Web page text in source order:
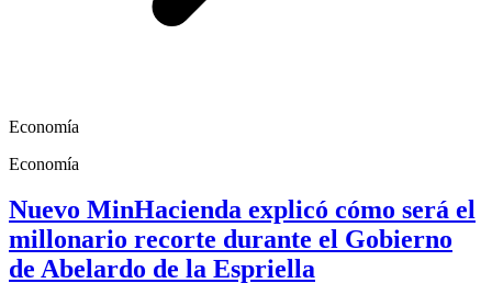
Economía
Economía
Nuevo MinHacienda explicó cómo será el
millonario recorte durante el Gobierno
de Abelardo de la Espriella